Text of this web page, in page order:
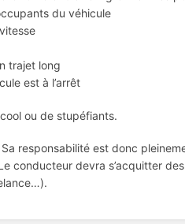
du véhicule
trajet long
est à l’arrêt
ou de stupéfiants.
responsabilité est donc
conducteur devra s’acquitter